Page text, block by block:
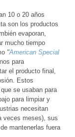
10 o 20 años
son los productos
evaporan,
mucho tiempo
"American Special
para
el producto final,
Estos
se usaban para
para limpiar y
necesitan
veces meses), sus
mantenerlas fuera